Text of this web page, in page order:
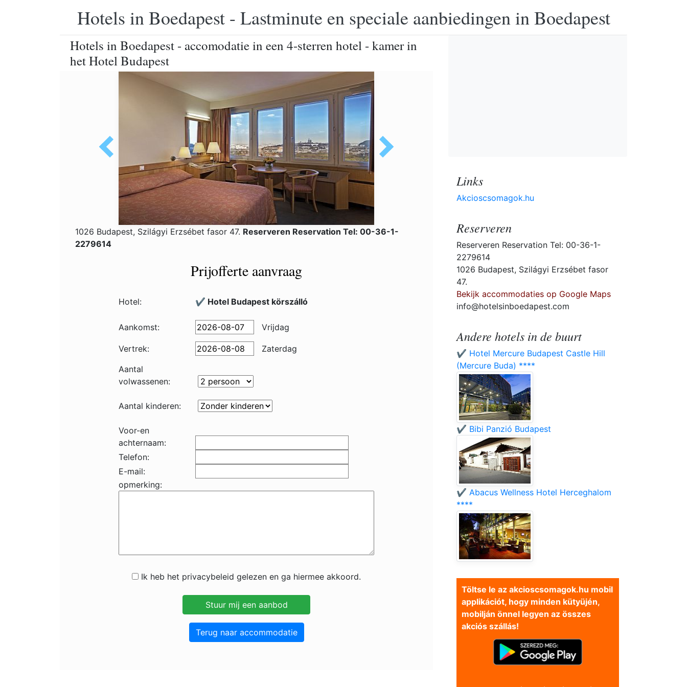
Hotels in Boedapest - Lastminute en speciale aanbiedingen in Boedapest
Hotels in Boedapest - accomodatie in een 4-sterren hotel - kamer in
het Hotel Budapest
1026 Budapest, Szilágyi Erzsébet fasor 47. Reserveren Reservation Tel: 00-36-1-
2279614
Prijofferte aanvraag
Hotel: ✔️ Hotel Budapest körszálló
Aankomst: Vrijdag
Vertrek:
Zaterdag
Aantal
volwassenen:
Aantal kinderen:
Voor-en
achternaam:
Telefon:
E-mail:
opmerking:
Ik heb het privacybeleid gelezen en ga hiermee akkoord.
Terug naar accommodatie
Links
Akcioscsomagok.hu
Reserveren
Reserveren Reservation Tel: 00-36-1-
2279614
1026 Budapest, Szilágyi Erzsébet fasor
47.
Bekijk accommodaties op Google Maps
info@hotelsinboedapest.com
Andere hotels in de buurt
✔️ Hotel Mercure Budapest Castle Hill
(Mercure Buda) ****
✔️ Bibi Panzió Budapest
✔️ Abacus Wellness Hotel Herceghalom
****
Töltse le az akcioscsomagok.hu mobil
applikációt, hogy minden kütyüjén,
mobilján önnel legyen az összes
akciós szállás!